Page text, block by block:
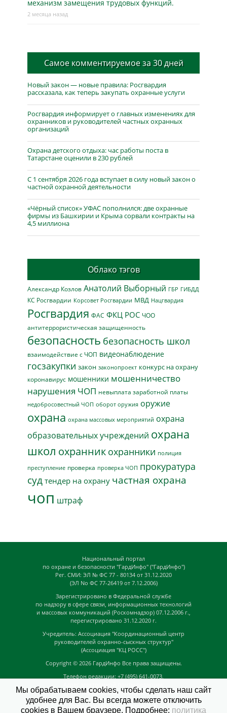
механизм замещения трудовых функций.
2 месяца назад
Самое комментируемое за 30 дней
Новый закон — новые правила: Росгвардия
рассказала, как теперь закупать охранные услуги
Росгвардия информирует о главных изменениях для
охранников и руководителей частных охранных
организаций
Охрана детского отдыха: час работы поста в
Татарстане оценили в 230 рублей
С 1 сентября 2026 года вступает в силу новый закон о
частной охранной деятельности
«Чёрный список» УФАС пополнился: две охранные
фирмы из Башкирии и Крыма сорвали контракты на
4,5 миллиона
Облако тэгов
Александр Козлов Анатолий Выборный ГБР ГИБДД
КС Росгвардии Корсовет Росгвардии МВД Нацгвардия
Росгвардия ФАС ФКЦ РОС ЧОО
антитеррористическая защищенность
безопасность безопасность школ
взаимодействие с ЧОП видеонаблюдение
госзакупки закон законопроект конкурс на охрану
коронавирус мошенники мошенничество
нарушения ЧОП невыплата заработной платы
недобросовестный ЧОП оборот оружия оружие
охрана охрана массовых мероприятий охрана
образовательных учреждений охрана
школ охранник охранники полиция
преступление проверка проверка ЧОП прокуратура
суд тендер на охрану частная охрана
чоп штраф
Национальный портал
по охране и безопасности "ГардИнфо" ("ГардИнфо")
Рег. СМИ: ЭЛ № ФС 77 - 80134 от 31.12.2020
(ЭЛ No ФС 77-26419 от 7.12.2006)
Зарегистрировано в Федеральной службе
по надзору в сфере связи, информационных технологий
и массовых коммуникаций (Роскомнадзор) 07.12.2006 г.,
перегистрировано 31.12.2020 г.
Учредитель: Ассоциация "Координационный центр
руководителей охранно-сыскных структур"
(Ассоциация "КЦ РОСС")
Copyright © 2026 ГардИнфо Все права защищены.
Телефон редакции: +7 (495) 641-0073,
news@guardinfo.online
Главный редактор: Кузьмин Д.А.
Мы обрабатываем cookies, чтобы сделать наш сайт
удобнее для Вас. Вы всегда можете отключить
cookies в Вашем браузере. Подробнее: политика